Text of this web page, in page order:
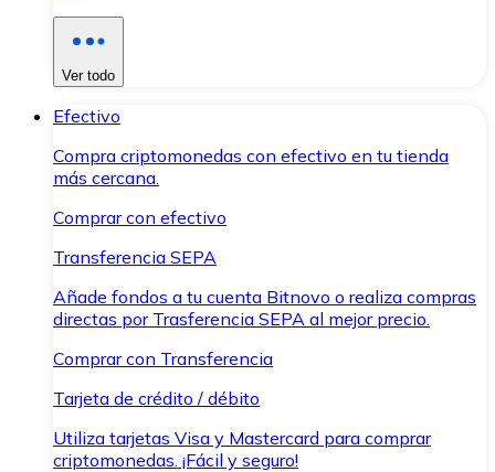
Ver todo
Efectivo
Compra criptomonedas con efectivo en tu tienda
más cercana.
Comprar con efectivo
Transferencia SEPA
Añade fondos a tu cuenta Bitnovo o realiza compras
directas por Trasferencia SEPA al mejor precio.
Comprar con Transferencia
Tarjeta de crédito / débito
Utiliza tarjetas Visa y Mastercard para comprar
criptomonedas. ¡Fácil y seguro!